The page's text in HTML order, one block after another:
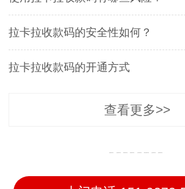
拉卡拉收款码的安全性如何？
拉卡拉收款码的开通方式
查看更多>>